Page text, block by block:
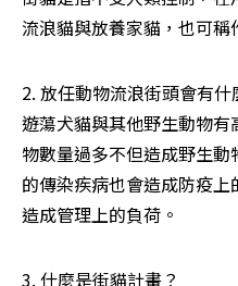
流浪貓與放養家貓，也可稱
2. 放任動物流浪街頭會有什
遊蕩犬貓與其他野生動物
物數量過多不但造成野生
的傳染疾病也會造成防疫
造成管理上的負荷。
3. 什麼是街貓計畫？